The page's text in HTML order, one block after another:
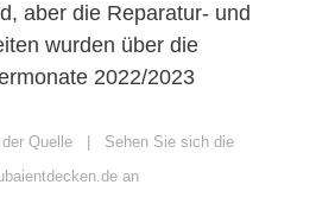
aber die Reparatur- und
wurden über die
2022/2023
Quelle
Sehen Sie sich die
an